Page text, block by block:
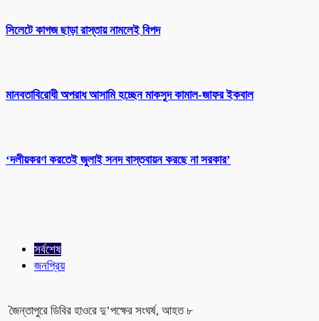
সিলেটে কাগজ ছাড়া রাস্তায় নামলেই বিপদ
মানবতাবিরোধী অপরাধ আসামি হচ্ছেন মাকসুদ কামাল-জাফর ইকবাল
‘দলীয়করণ করতেই জুলাই সনদ বাস্তবায়ন করছে না সরকার’
সর্বশেষ
জনপ্রিয়
জৈন্তাপুরে ডিবির হাওরে দু’পক্ষের সংঘর্ষ, আহত ৮